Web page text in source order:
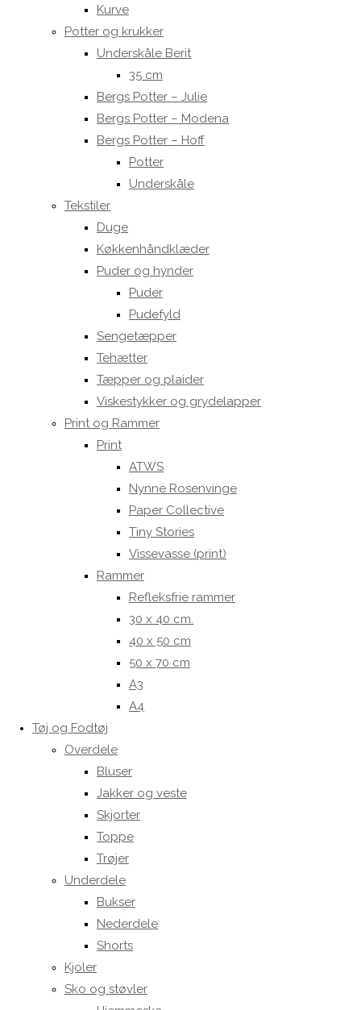
Kurve
Potter og krukker
Underskåle Berit
35 cm
Bergs Potter – Julie
Bergs Potter – Modena
Bergs Potter – Hoff
Potter
Underskåle
Tekstiler
Duge
Køkkenhåndklæder
Puder og hynder
Puder
Pudefyld
Sengetæpper
Tehætter
Tæpper og plaider
Viskestykker og grydelapper
Print og Rammer
Print
ATWS
Nynne Rosenvinge
Paper Collective
Tiny Stories
Vissevasse (print)
Rammer
Refleksfrie rammer
30 x 40 cm.
40 x 50 cm
50 x 70 cm
A3
A4
Tøj og Fodtøj
Overdele
Bluser
Jakker og veste
Skjorter
Toppe
Trøjer
Underdele
Bukser
Nederdele
Shorts
Kjoler
Sko og støvler